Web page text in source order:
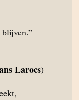
Laroes)